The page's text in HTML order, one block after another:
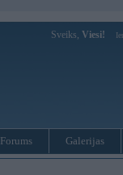
Sveiks, Viesi!
Forums Galerijas